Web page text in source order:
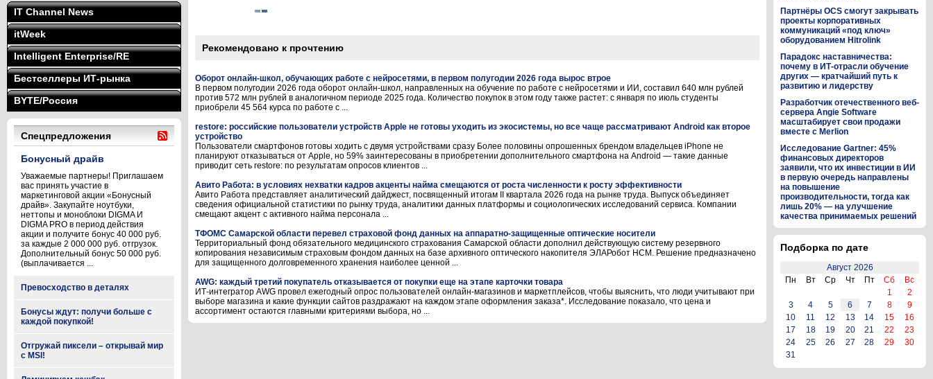
IT Channel News
itWeek
Intelligent Enterprise/RE
Бестселлеры ИТ-рынка
BYTE/Россия
Спецпредложения
Бонусный драйв
Уважаемые партнеры! Приглашаем
вас принять участие в
маркетинговой акции «Бонусный
драйв». Закупайте ноутбуки,
неттопы и моноблоки DIGMA И
DIGMA PRO в период действия
акции и получите бонус 40 000 руб.
за каждые 2 000 000 руб. отгрузок.
Дополнительный бонус 50 000 руб.
(выплачивается ...
Превосходство в деталях
Бонусы ждут: получи больше с
каждой покупкой!
Отгружай пиксели – открывай мир
с MSI!
Рекомендовано к прочтению
Оборот онлайн-школ, обучающих работе с нейросетями, в первом полугодии 2026 года вырос втрое
В первом полугодии 2026 года оборот онлайн-школ, направленных на обучение по работе с нейросетями и ИИ, составил 640 млн рублей
против 572 млн рублей в аналогичном периоде 2025 года. Количество покупок в этом году также растет: с января по июль студенты
приобрели 45 564 курса по работе с ...
restore: российские пользователи устройств Apple не готовы уходить из экосистемы, но все чаще рассматривают Android как второе
устройство
Пользователи смартфонов готовы ходить с двумя устройствами сразу Более половины опрошенных брендом владельцев iPhone не
планируют отказываться от Apple, но 59% заинтересованы в приобретении дополнительного смартфона на Android — такие данные
приводит сеть restore: по результатам опросов клиентов ...
Авито Работа: в условиях нехватки кадров акценты найма смещаются от роста численности к росту эффективности
Авито Работа представляет аналитический дайджест, посвященный итогам II квартала 2026 года на рынке труда. Выпуск объединяет
сведения официальной статистики по рынку труда, аналитики данных платформы и социологических исследований сервиса. Компании
смещают акцент с активного найма персонала ...
ТФОМС Самарской области перевел страховой фонд данных на аппаратно-защищенные оптические носители
Территориальный фонд обязательного медицинского страхования Самарской области дополнил действующую систему резервного
копирования независимым страховым фондом данных на базе архивного оптического накопителя ЭЛАРобот НСМ. Решение предназначено
для защищенного долговременного хранения наиболее ценной ...
AWG: каждый третий покупатель отказывается от покупки еще на этапе карточки товара
ИТ-интегратор AWG провел ежегодный опрос пользователей онлайн-магазинов и маркетплейсов, чтобы выяснить, что люди учитывают при
выборе магазина и какие функции сайтов раздражают на каждом этапе оформления заказа*. Исследование показало, что цена и
ассортимент остаются главными критериями выбора, но ...
Партнёры OCS смогут закрывать
проекты корпоративных
коммуникаций «под ключ»
оборудованием Hitrolink
Парадокс наставничества:
почему в ИТ-отрасли обучение
других — кратчайший путь к
развитию и лидерству
Разработчик отечественного веб-
сервера Angie Software
масштабирует свои продажи
вместе с Merlion
Исследование Gartner: 45%
финансовых директоров
заявили, что их инвестиции в ИИ
в первую очередь направлены
на повышение
производительности, тогда как
лишь 20% — на улучшение
качества принимаемых решений
Подборка по дате
Август 2026
Пн
Вт Ср Чт Пт Сб
Вс
1
2
3
4 5 6 7 8
9
10
11 12 13 14 15
16
17
18 19 20 21 22
23
24
25 26 27 28 29
30
31